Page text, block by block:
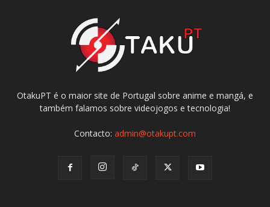
OtakuPT é o maior site de Portugal sobre anime e mangá, e
também falamos sobre videojogos e tecnologia!
Contacto: admin@otakupt.com